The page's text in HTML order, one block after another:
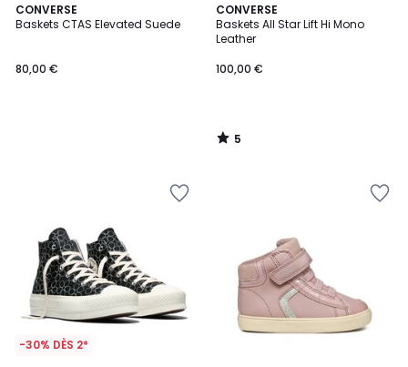
CONVERSE
Baskets CTAS Elevated Suede
80,00 €
CONVERSE
Baskets All Star Lift Hi Mono
Leather
100,00 €
5
/
5
5
/
-30% DÈS 2*